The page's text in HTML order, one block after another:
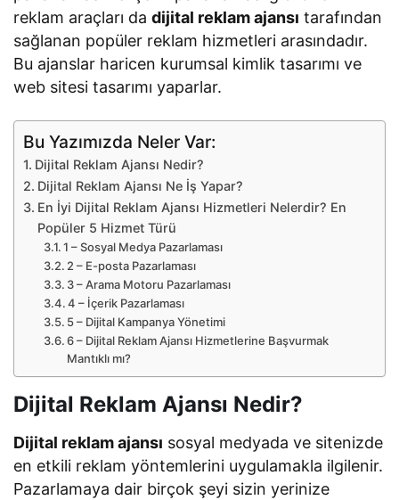
reklam araçları dadijital reklam ajansı tarafından
sağlanan popüler reklam hizmetleri arasındadır.
Bu ajanslar haricen kurumsal kimlik tasarımı ve
web sitesi tasarımı yaparlar.
Bu Yazımızda Neler Var:
Dijital Reklam Ajansı Nedir?
Dijital Reklam Ajansı Ne İş Yapar?
En İyi Dijital Reklam Ajansı Hizmetleri Nelerdir? En
Popüler 5 Hizmet Türü
1 – Sosyal Medya Pazarlaması
2 – E-posta Pazarlaması
3 – Arama Motoru Pazarlaması
4 – İçerik Pazarlaması
5 – Dijital Kampanya Yönetimi
6 – Dijital Reklam Ajansı Hizmetlerine Başvurmak
Mantıklı mı?
Dijital Reklam Ajansı Nedir?
Dijital reklam ajansı sosyal medyada ve sitenizde
en etkili reklam yöntemlerini uygulamakla ilgilenir.
Pazarlamaya dair birçok şeyi sizin yerinize